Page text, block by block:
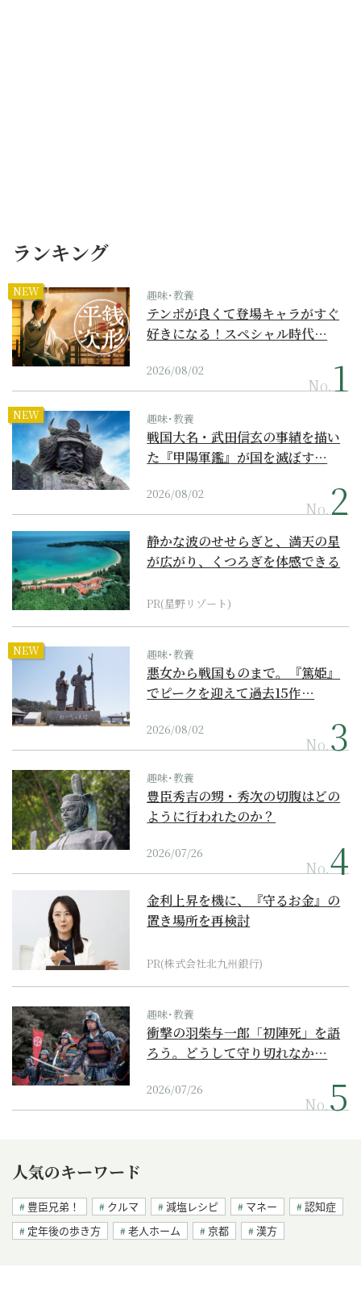
ランキング
NEW 趣味･教養
テンポが良くて登場キャラがすぐ
好きになる！スペシャル時代…
2026/08/02
No.
NEW 趣味･教養
戦国大名・武田信玄の事績を描い
た『甲陽軍鑑』が国を滅ぼす…
2026/08/02
No.
静かな波のせせらぎと、満天の星
が広がり、くつろぎを体感できる
PR(星野リゾート)
NEW 趣味･教養
悪女から戦国ものまで。『篤姫』
でピークを迎えて過去15作…
2026/08/02
No.
趣味･教養
豊臣秀吉の甥・秀次の切腹はどの
ように行われたのか？
2026/07/26
No.
金利上昇を機に、『守るお金』の
置き場所を再検討
PR(株式会社北九州銀行)
趣味･教養
衝撃の羽柴与一郎「初陣死」を語
ろう。どうして守り切れなか…
2026/07/26
No.
人気のキーワード
豊臣兄弟！ クルマ 減塩レシピ マネー
認知症
定年後の歩き方
老人ホーム 京都 漢方